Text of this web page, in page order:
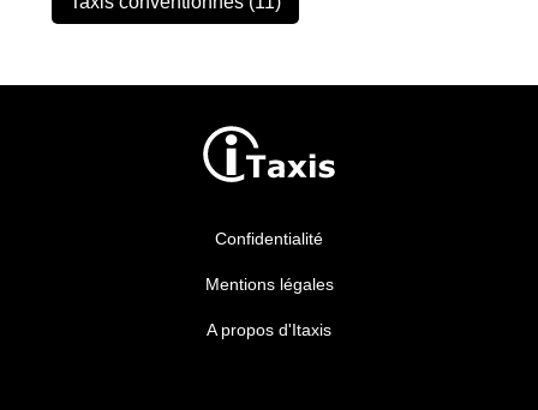
Confidentialité
Mentions légales
A propos d'Itaxis